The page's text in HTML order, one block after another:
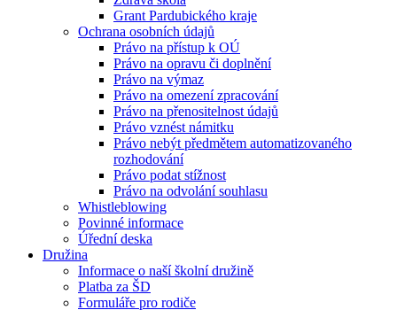
Grant Pardubického kraje
Ochrana osobních údajů
Právo na přístup k OÚ
Právo na opravu či doplnění
Právo na výmaz
Právo na omezení zpracování
Právo na přenositelnost údajů
Právo vznést námitku
Právo nebýt předmětem automatizovaného
rozhodování
Právo podat stížnost
Právo na odvolání souhlasu
Whistleblowing
Povinné informace
Úřední deska
Družina
Informace o naší školní družině
Platba za ŠD
Formuláře pro rodiče